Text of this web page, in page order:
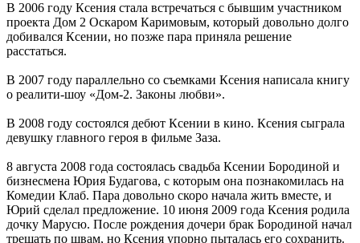
В 2006 году Ксения стала встречаться с бывшим участником
проекта Дом 2 Оскаром Каримовым, который довольно долго
добивался Ксении, но позже пара приняла решение
расстаться.
В 2007 году параллельно со съемками Ксения написала книгу
о реалити-шоу «Дом-2. Законы любви».
В 2008 году состоялся дебют Ксении в кино. Ксения сыграла
девушку главного героя в фильме Заза.
8 августа 2008 года состоялась свадьба Ксении Бородиной и
бизнесмена Юрия Будагова, с которым она познакомилась на
Комедии Клаб. Пара довольно скоро начала жить вместе, и
Юрий сделал предложение. 10 июня 2009 года Ксения родила
дочку Марусю. После рождения дочери брак Бородиной начал
трещать по швам, но Ксения упорно пыталась его сохранить.